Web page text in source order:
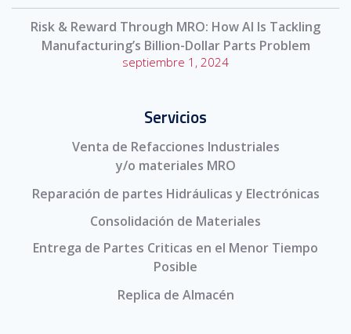
Risk & Reward Through MRO: How AI Is Tackling
Manufacturing’s Billion-Dollar Parts Problem
septiembre 1, 2024
Servicios
Venta de Refacciones Industriales
y/o materiales MRO
Reparación de partes Hidráulicas y Electrónicas
Consolidación de Materiales
Entrega de Partes Criticas en el Menor Tiempo
Posible
Replica de Almacén